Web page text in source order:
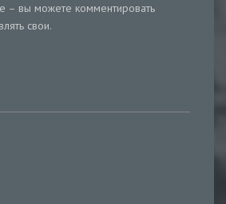
– вы можете комментировать
свои.